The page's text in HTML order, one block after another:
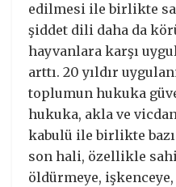
edilmesi ile birlikte
şiddet dili daha da
hayvanlara karşı
arttı. 20 yıldır
toplumun hukuka
hukuka, akla ve
kabulü ile birlikte
son hali, özellikle
öldürmeye,